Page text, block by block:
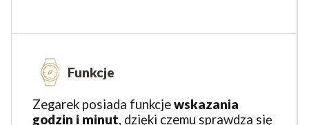
Funkcje
Zegarek posiada funkcjewskazania
godzin i minut, dzięki czemu sprawdza się